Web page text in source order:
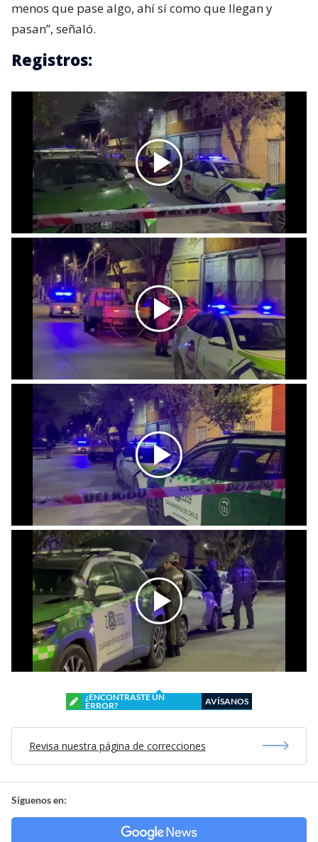
menos que pase algo, ahí sí como que llegan y
pasan”, señaló.
Registros:
¿ENCONTRASTE UN
ERROR?
AVÍSANOS
Revisa nuestra página de correcciones
Síguenos en: